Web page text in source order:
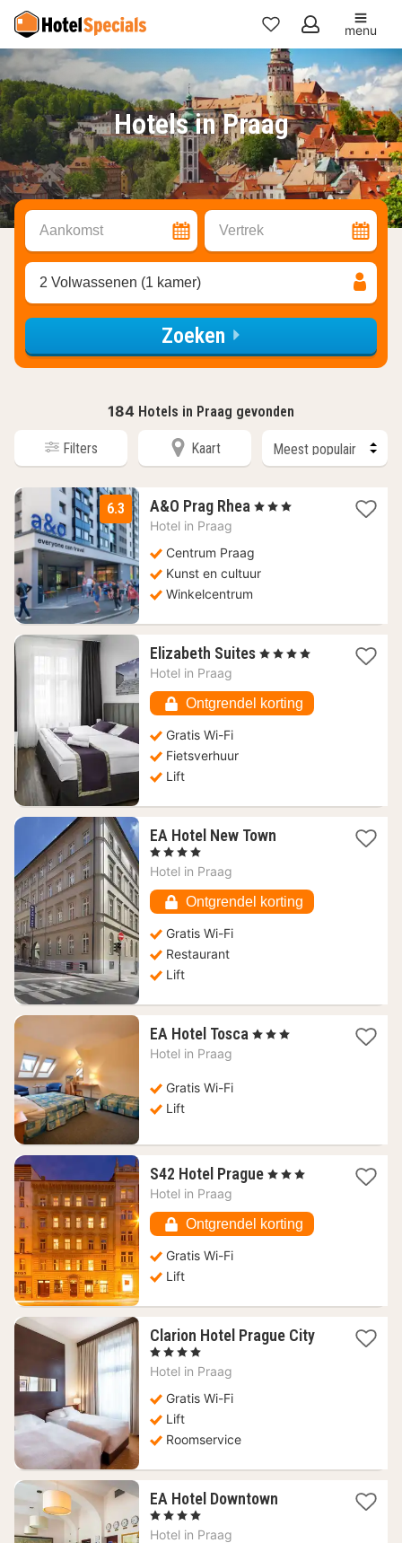
Mijn
favorieten
menu
Hotels in Praag
Aankomst Vertrek
2 Volwassenen (1 kamer)
Zoeken
184 Hotels in Praag gevonden
Filters Kaart
6.3 A&O Prag Rhea 2
51,36
€
, 3 Sterren
Hotel in Praag
Centrum Praag
Kunst en cultuur
Winkelcentrum
Elizabeth Suites 1
80,23
€
, 4 Sterren
Hotel in Praag
Ontgrendel korting
Gratis Wi-Fi
Fietsverhuur
Lift
EA Hotel New Town1
€
, 4 Sterren
Hotel in Praag
Ontgrendel korting
Gratis Wi-Fi
Restaurant
Lift
EA Hotel Tosca 1
, 3 Sterren
Hotel in Praag
Gratis Wi-Fi
Lift
S42 Hotel Prague 1
81,35
€
, 3 Sterren
Hotel in Praag
Ontgrendel korting
Gratis Wi-Fi
Lift
Clarion Hotel Prague City1
, 4 Sterren
Hotel in Praag
Gratis Wi-Fi
Lift
Roomservice
EA Hotel Downtown1
, 4 Sterren
Hotel in Praag